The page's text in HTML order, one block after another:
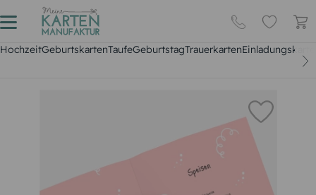
HochzeitGeburtskartenTaufeGeburtstagTrauerkarten